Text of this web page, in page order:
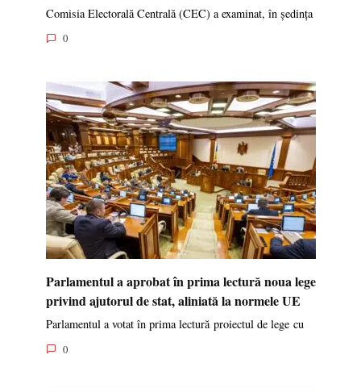
Comisia Electorală Centrală (CEC) a examinat, în ședința
0
Parlamentul a aprobat în prima lectură noua lege
privind ajutorul de stat, aliniată la normele UE
Parlamentul a votat în prima lectură proiectul de lege cu
0